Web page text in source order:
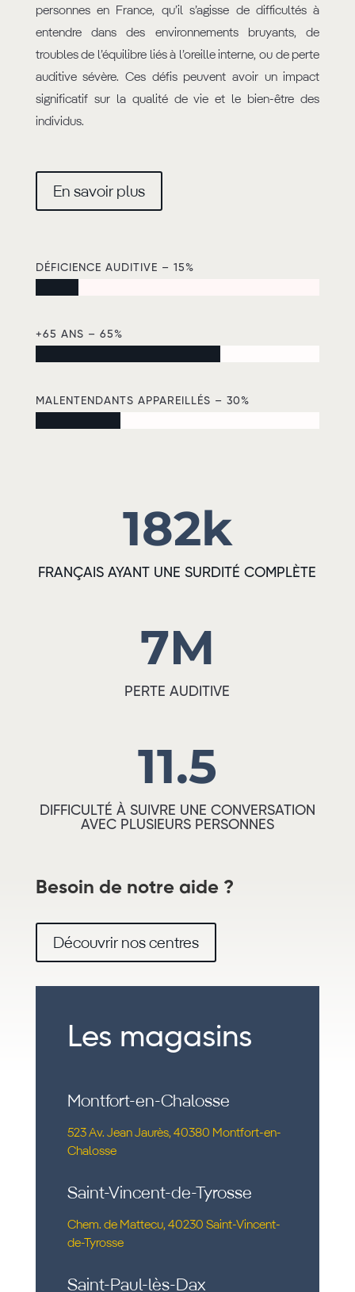
personnes en France, qu’il s’agisse de difficultés à
entendre dans des environnements bruyants, de
troubles de l’équilibre liés à l’oreille interne, ou de perte
auditive sévère. Ces défis peuvent avoir un impact
significatif sur la qualité de vie et le bien-être des
individus.
En savoir plus
DÉFICIENCE AUDITIVE – 15%
+65 ANS – 65%
MALENTENDANTS APPAREILLÉS – 30%
182k
FRANÇAIS AYANT UNE SURDITÉ COMPLÈTE
7M
PERTE AUDITIVE
11.5
DIFFICULTÉ À SUIVRE UNE CONVERSATION
AVEC PLUSIEURS PERSONNES
Besoin de notre aide ?
Découvrir nos centres
Les magasins
Montfort-en-Chalosse
523 Av. Jean Jaurès, 40380 Montfort-en-
Chalosse
Saint-Vincent-de-Tyrosse
Chem. de Mattecu, 40230 Saint-Vincent-
de-Tyrosse
Saint-Paul-lès-Dax